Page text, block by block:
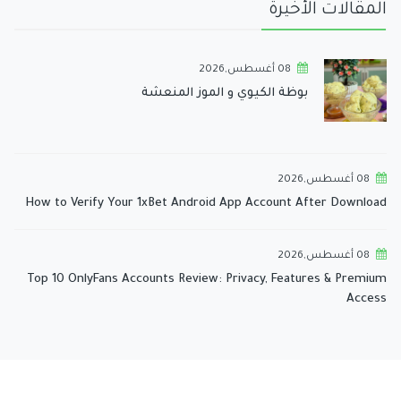
المقالات الأخيرة
08 أغسطس,2026
بوظة الكيوي و الموز المنعشة
08 أغسطس,2026
How to Verify Your 1xBet Android App Account After Download
08 أغسطس,2026
Top 10 OnlyFans Accounts Review: Privacy, Features & Premium
Access